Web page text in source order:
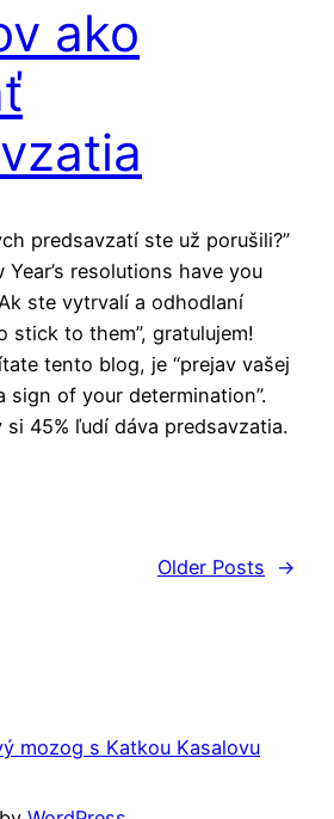
ako
predsavzatí ste už porušili?”
Year’s resolutions have you
ste vytrvalí a odhodlaní
stick to them”, gratulujem!
tento blog, je “prejav vašej
sign of your determination”.
si 45% ľudí dáva predsavzatia.
Older Posts →
mozog s Katkou Kasalovu